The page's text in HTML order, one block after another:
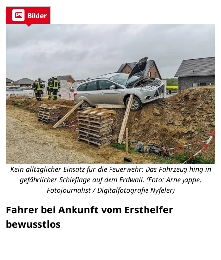
Bilder
Kein alltäglicher Einsatz für die Feuerwehr: Das Fahrzeug hing in
gefährlicher Schieflage auf dem Erdwall. (Foto: Arne Jappe,
Fotojournalist / Digitalfotografie Nyfeler)
Fahrer bei Ankunft vom Ersthelfer
bewusstlos